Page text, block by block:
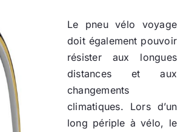
Le pneu vélo voyage
doit également pouvoir
résister aux longues
distances et aux
changements
climatiques. Lors d’un
long périple à vélo, le